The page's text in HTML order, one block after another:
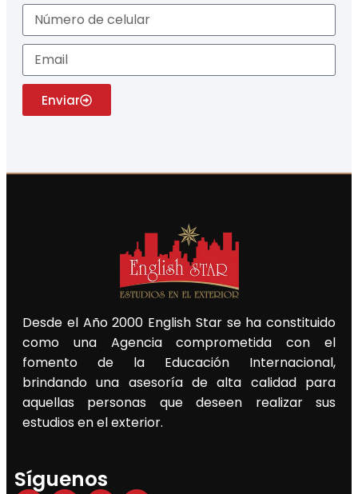
Enviar
Desde el Año 2000 English Star se ha constituido
como una Agencia comprometida con el
fomento de la Educación Internacional,
brindando una asesoría de alta calidad para
aquellas personas que deseen realizar sus
estudios en el exterior.
Síguenos